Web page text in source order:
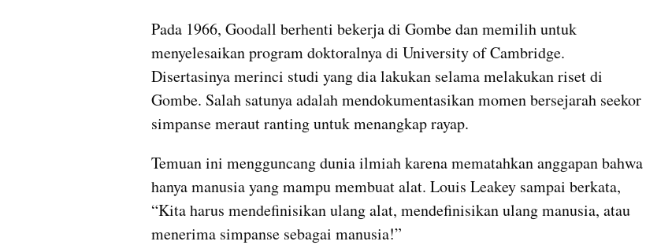
Pada 1966, Goodall berhenti bekerja di Gombe dan memilih untuk
menyelesaikan program doktoralnya di University of Cambridge.
Disertasinya merinci studi yang dia lakukan selama melakukan riset di
Gombe. Salah satunya adalah mendokumentasikan momen bersejarah seekor
simpanse meraut ranting untuk menangkap rayap.
Temuan ini mengguncang dunia ilmiah karena mematahkan anggapan bahwa
hanya manusia yang mampu membuat alat. Louis Leakey sampai berkata,
“Kita harus mendefinisikan ulang alat, mendefinisikan ulang manusia, atau
menerima simpanse sebagai manusia!”